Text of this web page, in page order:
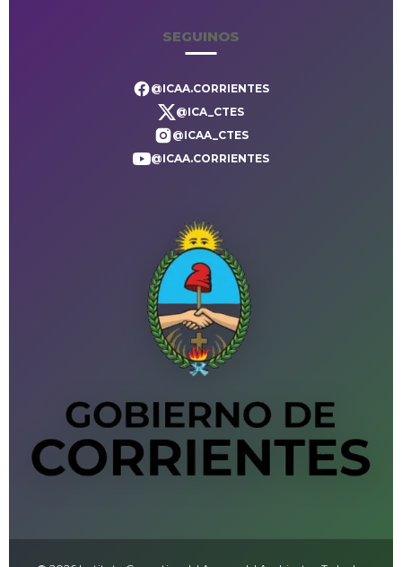
SEGUINOS
@ICAA.CORRIENTES
@ICA_CTES
@ICAA_CTES
@ICAA.CORRIENTES